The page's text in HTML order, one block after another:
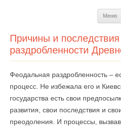
Меню
Причины и
раздробленности
Феодальная раздробленность –
процесс. Не избежала его и
государства есть свои
развития, свои последствия и
преодоления. И процессы,